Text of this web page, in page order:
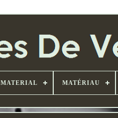
MATERIAL MATÉRIAU